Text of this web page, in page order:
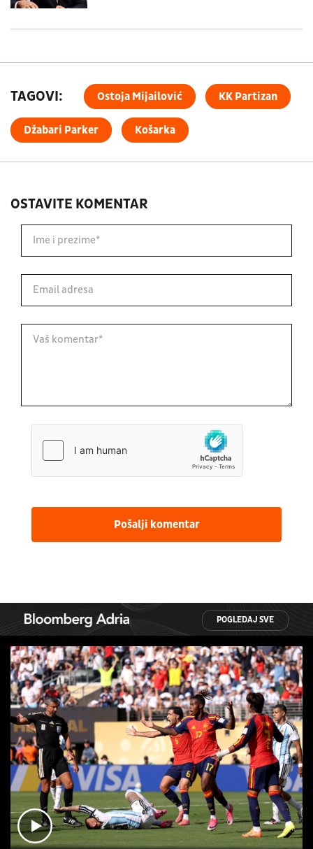
TAGOVI: Ostoja Mijailović KK Partizan
Džabari Parker Košarka
OSTAVITE KOMENTAR
Pošalji komentar
POGLEDAJ SVE